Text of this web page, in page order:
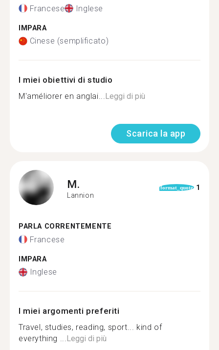
Francese Inglese
IMPARA
Cinese (semplificato)
I miei obiettivi di studio
M'améliorer en anglai...Leggi di più
Scarica la app
M.
Lannion
format_quote 1
PARLA CORRENTEMENTE
Francese
IMPARA
Inglese
I miei argomenti preferiti
Travel, studies, reading, sport... kind of
everything ...Leggi di più